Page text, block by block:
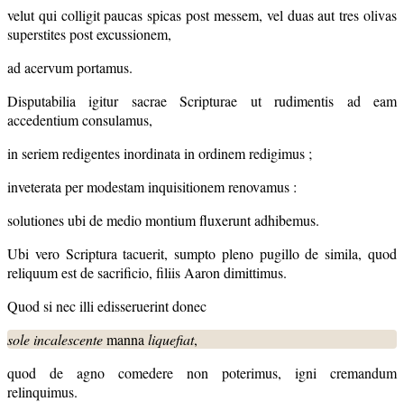
velut qui colligit paucas spicas post messem, vel duas aut tres olivas
superstites post excussionem,
ad acervum portamus.
Disputabilia igitur sacrae Scripturae ut rudimentis ad eam
accedentium consulamus,
in seriem redigentes inordinata in ordinem redigimus ;
inveterata per modestam inquisitionem renovamus :
solutiones ubi de medio montium fluxerunt adhibemus.
Ubi vero Scriptura tacuerit, sumpto pleno pugillo de simila, quod
reliquum est de sacrificio, filiis Aaron dimittimus.
Quod si nec illi edisseruerint donec
sole incalescentemanna liquefiat,
quod de agno comedere non poterimus, igni cremandum
relinquimus.